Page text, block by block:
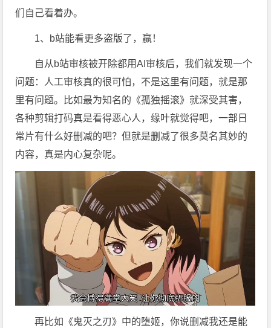
们自己看着办。
1、b站能看更多盗版了，赢！
自从b站审核被开除都用AI审核后，我们就发现一个
问题：人工审核真的很可怕，不是这里有问题，就是那
里有问题。比如最为知名的《孤独摇滚》就深受其害，
各种剪辑打码真是看得恶心人，缘叶就觉得吧，一部日
常片有什么好删减的吧？但就是删减了很多莫名其妙的
内容，真是内心复杂呢。
再比如《鬼灭之刃》中的堕姬，你说删减我还是能